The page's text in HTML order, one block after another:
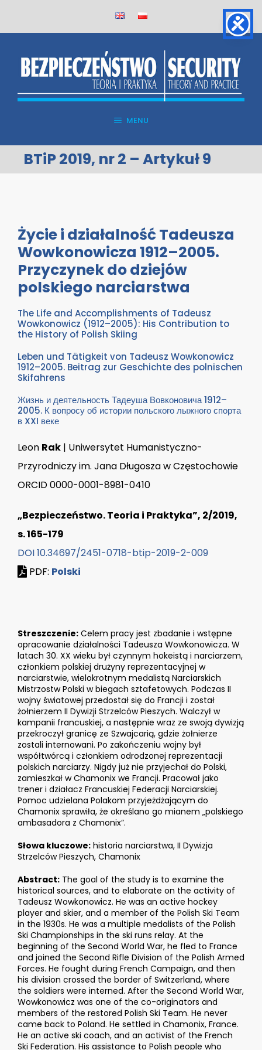
MENU
BTiP 2019, nr 2 – Artykuł 9
Życie i działalność Tadeusza
Wowkonowicza 1912–2005.
Przyczynek do dziejów
polskiego narciarstwa
The Life and Accomplishments of Tadeusz
Wowkonowicz (1912–2005): His Contribution to
the History of Polish Skiing
Leben und Tätigkeit von Tadeusz Wowkonowicz
1912–2005. Beitrag zur Geschichte des polnischen
Skifahrens
Жизнь и деятельность Тадеуша Вовконовича 1912–
2005. К вопросу об истории польского лыжного спорта
в XXI веке
Leon Rak | Uniwersytet Humanistyczno-
Przyrodniczy im. Jana Długosza w Częstochowie
ORCID 0000-0001-8981-0410
„Bezpieczeństwo. Teoria i Praktyka”, 2/2019,
s. 165-179
DOI 10.34697/2451-0718-btip-2019-2-009
PDF: Polski
Streszczenie: Celem pracy jest zbadanie i wstępne
opracowanie działalności Tadeusza Wowkonowicza. W
latach 30. XX wieku był czynnym hokeistą i narciarzem,
członkiem polskiej drużyny reprezentacyjnej w
narciarstwie, wielokrotnym medalistą Narciarskich
Mistrzostw Polski w biegach sztafetowych. Podczas II
wojny światowej przedostał się do Francji i został
żołnierzem II Dywizji Strzelców Pieszych. Walczył w
kampanii francuskiej, a następnie wraz ze swoją dywizją
przekroczył granicę ze Szwajcarią, gdzie żołnierze
zostali internowani. Po zakończeniu wojny był
współtwórcą i członkiem odrodzonej reprezentacji
polskich narciarzy. Nigdy już nie przyjechał do Polski,
zamieszkał w Chamonix we Francji. Pracował jako
trener i działacz Francuskiej Federacji Narciarskiej.
Pomoc udzielana Polakom przyjeżdżającym do
Chamonix sprawiła, że określano go mianem „polskiego
ambasadora z Chamonix”.
Słowa kluczowe: historia narciarstwa, II Dywizja
Strzelców Pieszych, Chamonix
Abstract: The goal of the study is to examine the
historical sources, and to elaborate on the activity of
Tadeusz Wowkonowicz. He was an active hockey
player and skier, and a member of the Polish Ski Team
in the 1930s. He was a multiple medalists of the Polish
Ski Championships in the ski runs relay. At the
beginning of the Second World War, he fled to France
and joined the Second Rifle Division of the Polish Armed
Forces. He fought during French Campaign, and then
his division crossed the border of Switzerland, where
the soldiers were interned. After the Second World War,
Wowkonowicz was one of the co-originators and
members of the restored Polish Ski Team. He never
came back to Poland. He settled in Chamonix, France.
He an active ski coach, and an activist of the French
Ski Federation. His assistance to Polish people who